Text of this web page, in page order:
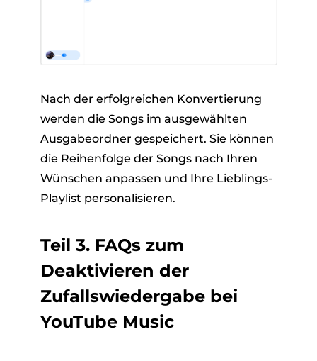
Nach der erfolgreichen Konvertierung
werden die Songs im ausgewählten
Ausgabeordner gespeichert. Sie können
die Reihenfolge der Songs nach Ihren
Wünschen anpassen und Ihre Lieblings-
Playlist personalisieren.
Teil 3. FAQs zum
Deaktivieren der
Zufallswiedergabe bei
YouTube Music